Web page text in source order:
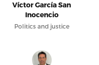
Víctor García San
Inocencio
Politics and justice